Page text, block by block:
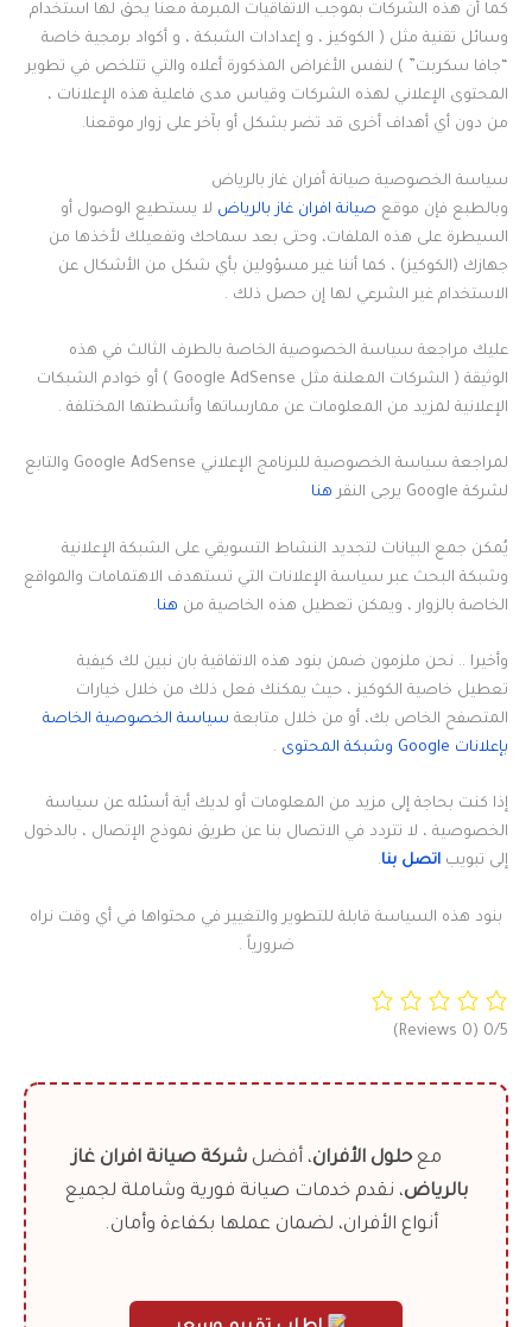
كما أن هذه الشركات بموجب الاتفاقيات المبرمة معنا يحق لها استخدام
وسائل تقنية مثل ( الكوكيز ، و إعدادات الشبكة ، و أكواد برمجية خاصة
“جافا سكربت” ) لنفس الأغراض المذكورة أعلاه والتي تتلخص في تطوير
المحتوى الإعلاني لهذه الشركات وقياس مدى فاعلية هذه الإعلانات ،
من دون أي أهداف أخرى قد تضر بشكل أو بآخر على زوار موقعنا.
سياسة الخصوصية صيانة أفران غاز بالرياض
وبالطبع فإن موقع صيانة افران غاز بالرياض لا يستطيع الوصول أو
السيطرة على هذه الملفات، وحتى بعد سماحك وتفعيلك لأخذها من
جهازك (الكوكيز) ، كما أننا غير مسؤولين بأي شكل من الأشكال عن
الاستخدام غير الشرعي لها إن حصل ذلك .
عليك مراجعة سياسة الخصوصية الخاصة بالطرف الثالث في هذه
الوثيقة ( الشركات المعلنة مثل Google AdSense ) أو خوادم الشبكات
الإعلانية لمزيد من المعلومات عن ممارساتها وأنشطتها المختلفة .
لمراجعة سياسة الخصوصية للبرنامج الإعلاني Google AdSense والتابع
لشركة Google يرجى النقر
هنا
يُمكن جمع البيانات لتجديد النشاط التسويقي على الشبكة الإعلانية
وشبكة البحث عبر سياسة الإعلانات التي تستهدف الاهتمامات والمواقع
الخاصة بالزوار ، ويمكن تعطيل هذه الخاصية من هنا.
وأخيرا .. نحن ملزمون ضمن بنود هذه الاتفاقية بان نبين لك كيفية
تعطيل خاصية الكوكيز ، حيث يمكنك فعل ذلك من خلال خيارات
المتصفح الخاص بك، أو من خلال متابعة سياسة الخصوصية الخاصة
بإعلانات Google وشبكة المحتوى
.
إذا كنت بحاجة إلى مزيد من المعلومات أو لديك أية أسئله عن سياسة
الخصوصية ، لا تتردد في الاتصال بنا عن طريق نموذج الإتصال ، بالدخول
إلى تبويب اتصل بنا.
بنود هذه السياسة قابلة للتطوير والتغيير في محتواها في أي وقت نراه
ضرورياً .
0/5
(0 Reviews)
معحلول الأفران، أفضل شركة صيانة افران غاز
بالرياض، نقدم خدمات صيانة فورية وشاملة لجميع
أنواع الأفران، لضمان عملها بكفاءة وأمان.